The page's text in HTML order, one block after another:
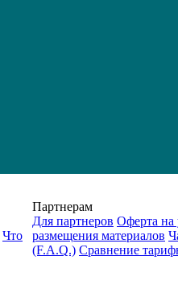
Что
Партнерам
Для партнеров Оферта на
размещения материалов
(F.A.Q.) Cравнение